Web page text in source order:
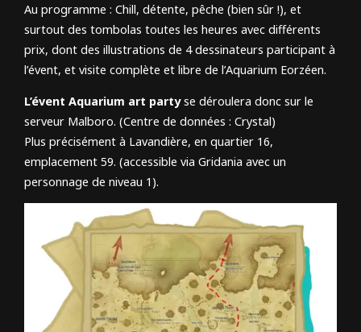
Au programme : Chill, détente, pêche (bien sûr !), et
surtout des tombolas toutes les heures avec différents
prix, dont des illustrations de 4 dessinateurs participant à
l’évent, et visite complète et libre de l’Aquarium Eorzéen.
L’évent Aquarium art partyse déroulera donc sur le
serveur Malboro. (Centre de données : Crystal)
Plus précisément à Lavandière, en quartier 16,
emplacement 59. (accessible via Gridania avec un
personnage de niveau 1).